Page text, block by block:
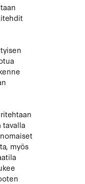
myös